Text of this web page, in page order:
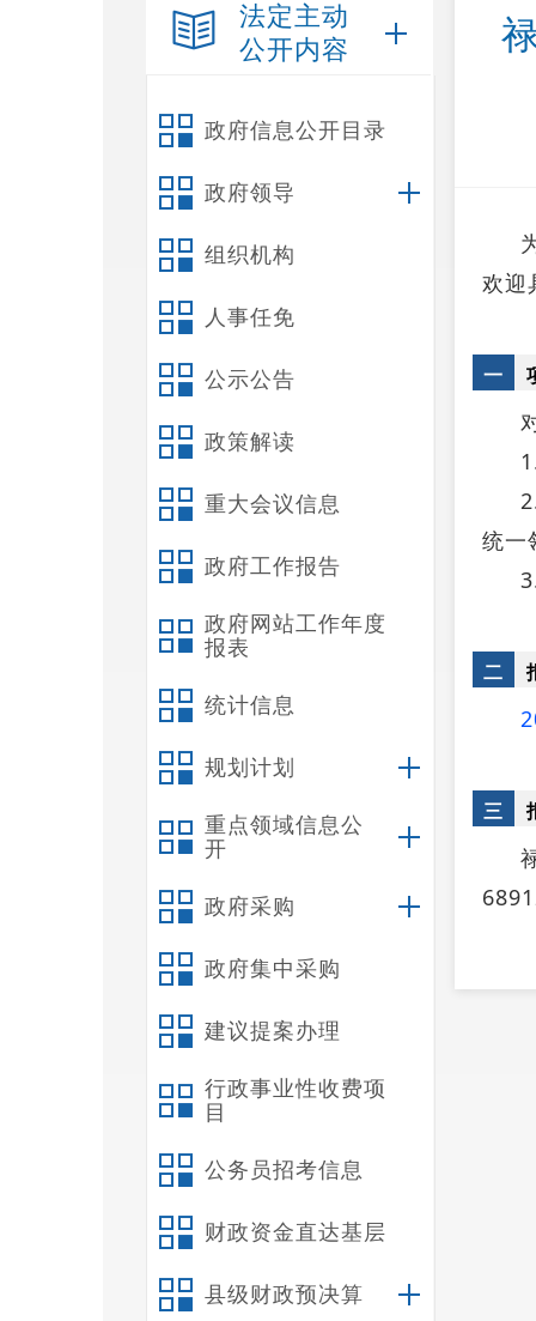
法定主动
公开内容
政府信息公开目录
政府领导
组织机构
人事任免
公示公告
政策解读
重大会议信息
政府工作报告
政府网站工作年度
报表
统计信息
规划计划
重点领域信息公
开
政府采购
政府集中采购
建议提案办理
行政事业性收费项
目
公务员招考信息
财政资金直达基层
县级财政预决算
欢迎
一
统一
二
三
四